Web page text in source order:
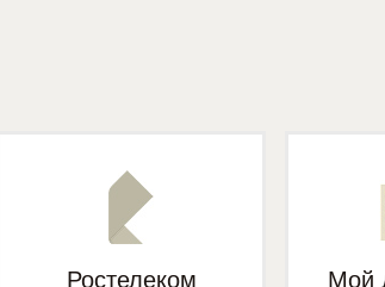
Ростелеком Мой